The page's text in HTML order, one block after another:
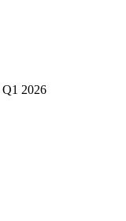
Q1 2026